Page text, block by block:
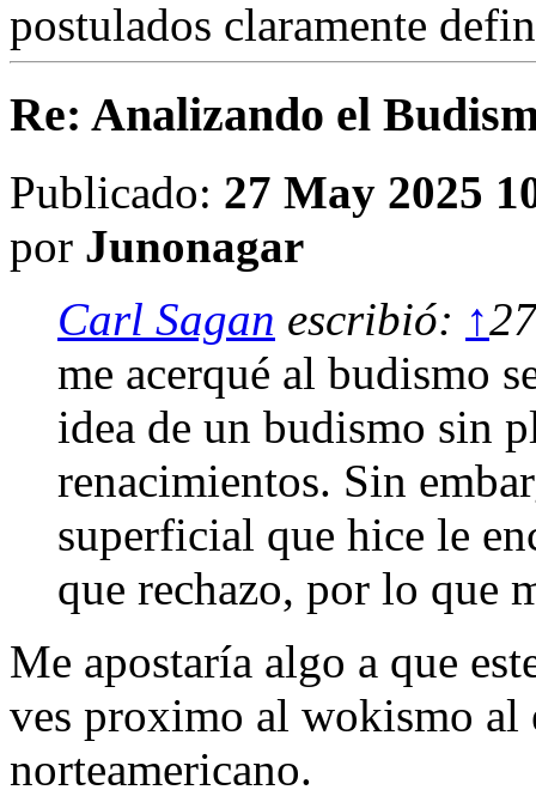
postulados claramente
Re: Analizando el
Publicado: 27 May 2025
por Junonagar
Carl Sagan escribió: ↑
me acerqué al budismo
idea de un budismo sin
renacimientos. Sin
superficial que hice le
que rechazo, por lo que
Me apostaría algo a que
ves proximo al wokismo al
norteamericano.